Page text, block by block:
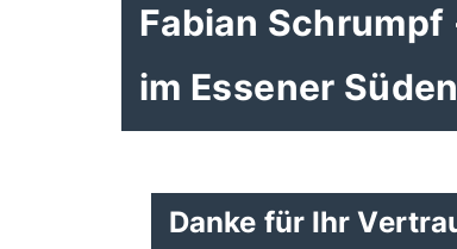
Fabian
im Essener Süden
Danke für Ihr